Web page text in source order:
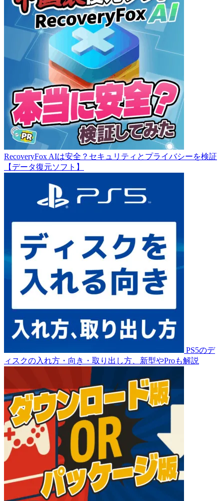
RecoveryFox AIは安全？セキュリティとプライバシーを検証
【データ復元ソフト】
PS5のデ
ィスクの入れ方・向き・取り出し方、新型やProも解説